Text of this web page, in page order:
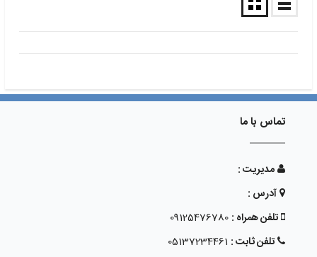
تماس با ما
مدیریت :
آدرس :
تلفن همراه : 09125476780
تلفن ثابت : 05137234461